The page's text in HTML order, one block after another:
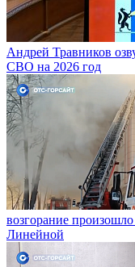
Андрей Травников
СВО на 2026 год
возгорание
Линейной